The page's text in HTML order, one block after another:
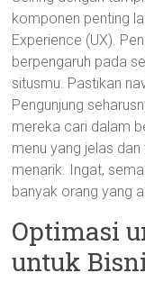
komponen penting
Experience (UX).
berpengaruh pada
situsmu. Pastikan
Pengunjung
mereka cari dalam
menu yang jelas
menarik. Ingat,
banyak orang yang
Optimasi
untuk